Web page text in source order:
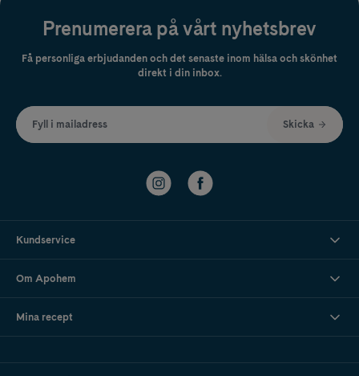
Prenumerera på vårt nyhetsbrev
Få personliga erbjudanden och det senaste inom hälsa och skönhet
direkt i din inbox.
Fyll i mailadress Skicka
Kundservice
Om Apohem
Mina recept